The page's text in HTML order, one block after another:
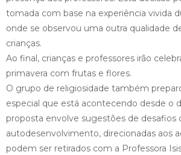
tomada com base na experiência vivida
onde se observou uma outra qualidade
crianças.
Ao final, crianças e professores irão
primavera com frutas e flores.
O grupo de religiosidade também
especial que está acontecendo desde o
proposta envolve sugestões de desafios
autodesenvolvimento, direcionadas aos
podem ser retirados com a Professora